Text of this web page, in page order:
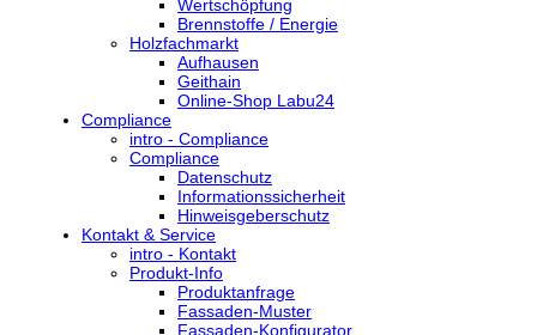
Wertschöpfung
Brennstoffe / Energie
Holzfachmarkt
Aufhausen
Geithain
Online-Shop Labu24
Compliance
intro - Compliance
Compliance
Datenschutz
Informationssicherheit
Hinweisgeberschutz
Kontakt & Service
intro - Kontakt
Produkt-Info
Produktanfrage
Fassaden-Muster
Fassaden-Konfigurator